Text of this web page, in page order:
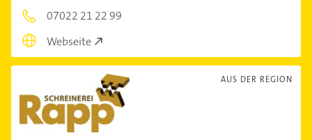
07022 21 22 99
Webseite
AUS DER REGION